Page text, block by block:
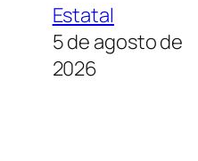
Estatal
5 de agosto de
2026